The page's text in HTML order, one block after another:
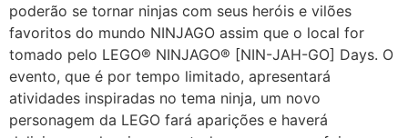
poderão se tornar ninjas com seus heróis e vilões
favoritos do mundo NINJAGO assim que o local for
tomado pelo LEGO® NINJAGO® [NIN-JAH-GO] Days. O
evento, que é por tempo limitado, apresentará
atividades inspiradas no tema ninja, um novo
personagem da LEGO fará aparições e haverá